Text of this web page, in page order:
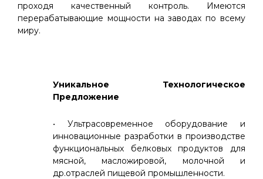
проходя качественный контроль. Имеются
перерабатывающие мощности на заводах по всему
миру.
Уникальное Технологическое
Предложение
• Ультрасовременное оборудование и
инновационные разработки в производстве
функциональных белковых продуктов для
мясной, масложировой, молочной и
др.отраслей пищевой промышленности.